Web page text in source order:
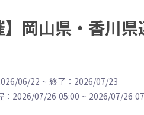
】岡山県・香川
06/22 ~ 終了：2026/07/23
2026/07/26 05:00 ~ 2026/07/26